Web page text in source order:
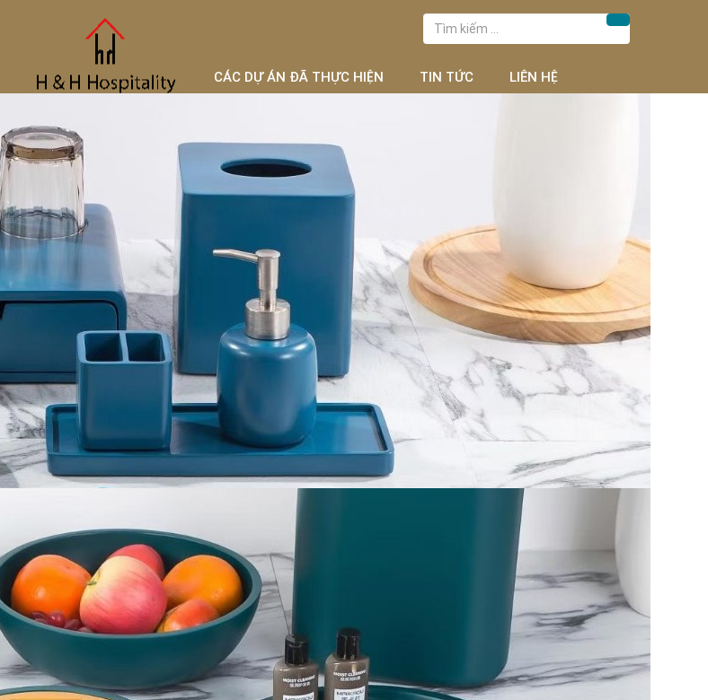
Tìm
kiếm
cho:
Tìm kiếm
CÁC DỰ ÁN ĐÃ THỰC HIỆN TIN TỨC LIÊN HỆ